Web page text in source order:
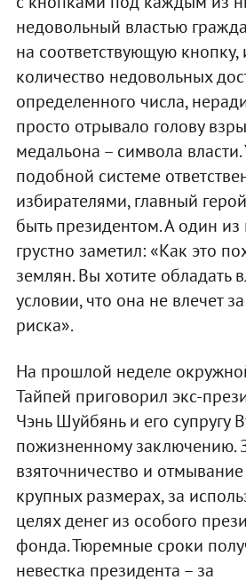
недовольный властью
на соответствующую кнопку,
количество недовольных
определенного числа,
просто отрывало голову
медальона – символа власти.
подобной системе
избирателями, главный
быть президентом. А один
грустно заметил: «Как это
землян. Вы хотите обладать
условии, что она не влечет
риска».
На прошлой неделе
Тайпей приговорил экс-
Чэнь Шуйбянь и его супругу
пожизненному заключению.
взяточничество и
крупных размерах, за
целях денег из особого
фонда. Тюремные сроки
невестка президента – за